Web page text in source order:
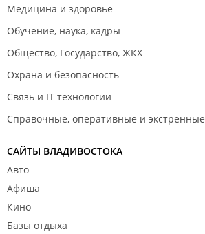
Медицина и здоровье
Обучение, наука, кадры
Общество, Государство, ЖКХ
Охрана и безопасность
Связь и IT технологии
Справочные, оперативные и
САЙТЫ ВЛАДИВОСТОКА
Авто
Афиша
Кино
Базы отдыха